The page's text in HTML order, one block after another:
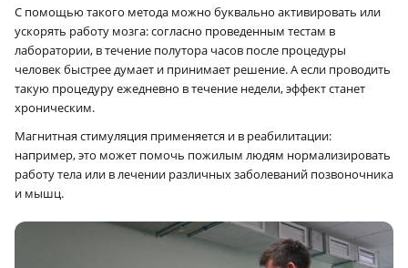
С помощью такого метода можно буквально активировать или
ускорять работу мозга: согласно проведенным тестам в
лаборатории, в течение полутора часов после процедуры
человек быстрее думает и принимает решение. А если проводить
такую процедуру ежедневно в течение недели, эффект станет
хроническим.
Магнитная стимуляция применяется и в реабилитации:
например, это может помочь пожилым людям нормализировать
работу тела или в лечении различных заболеваний позвоночника
и мышц.